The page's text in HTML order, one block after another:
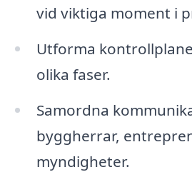
vid viktiga moment i
Utforma
olika faser.
Samordna
byggherrar,
myndigheter.